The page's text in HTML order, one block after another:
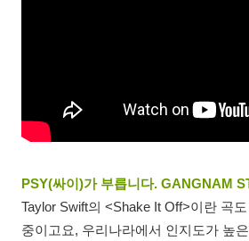
PSY(싸이)가 부릅니다. GANGNAM
Taylor Swift의 <Shake It Off>이란 곡
중이고요, 우리나라에서 인지도가 높